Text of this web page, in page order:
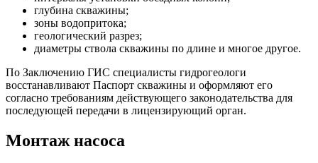
глубина скважины;
зоны водопритока;
геологический разрез;
диаметры ствола скважины по длине и многое другое.
По Заключению ГИС специалисты гидрогеологи
восстанавливают Паспорт скважины и оформляют его
согласно требованиям действующего законодательства для
последующей передачи в лицензирующий орган.
Монтаж насоса